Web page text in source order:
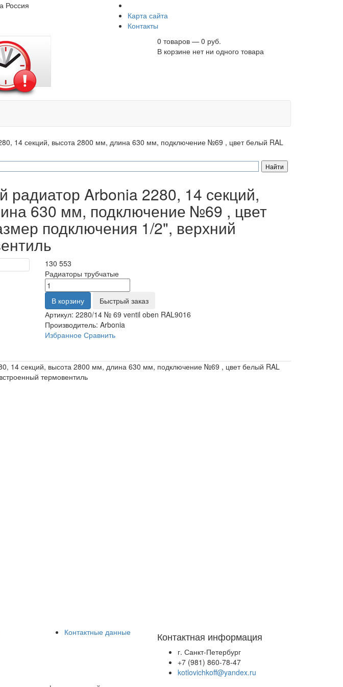
Россия
Карта сайта
Контакты
0 товаров — 0 руб.
В корзине нет ни одного товара
14 секций, высота 2800 мм, длина 630 мм, подключение №69 , цвет белый RAL
радиатор Arbonia 2280, 14 секций,
630 мм, подключение №69 , цвет
подключения 1/2", верхний
130 553
Радиаторы трубчатые
В корзину
Быстрый заказ
Артикул:2280/14 № 69 ventil oben RAL9016
Производитель:Arbonia
Избранное Сравнить
14 секций, высота 2800 мм, длина 630 мм, подключение №69 , цвет белый RAL
термовентиль
Контактные данные Контактная информация
г. Санкт-Петербург
+7 (981) 860-78-47
kotlovichkoff@yandex.ru